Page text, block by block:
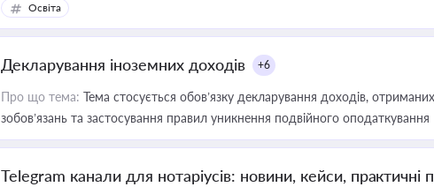
Освіта
Декларування іноземних доходів +6
Про що тема: Тема стосується обов’язку декларування доходів,
зобов’язань та застосування правил уникнення подвійного оподаткування
Telegram канали для нотаріусів: новини, кейси, практичні